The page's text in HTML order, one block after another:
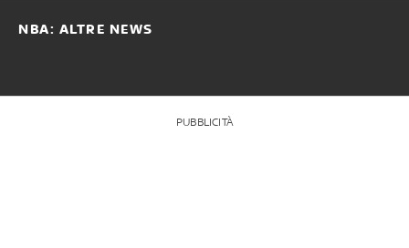
NBA: ALTRE NEWS
PUBBLICITÀ